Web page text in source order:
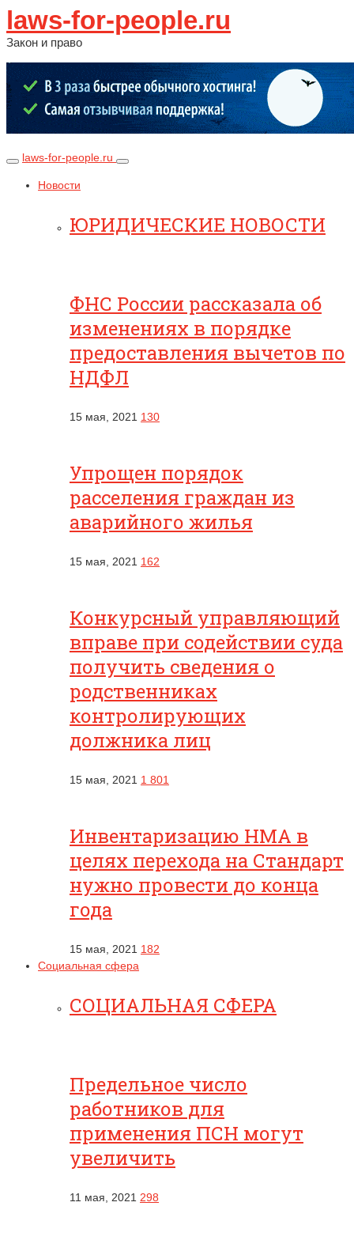
laws-for-people.ru
Закон и право
laws-for-people.ru
Новости
ЮРИДИЧЕСКИЕ НОВОСТИ
ФНС России рассказала об
изменениях в порядке
предоставления вычетов по
НДФЛ
15 мая, 2021 130
Упрощен порядок
расселения граждан из
аварийного жилья
15 мая, 2021 162
Конкурсный управляющий
вправе при содействии суда
получить сведения о
родственниках
контролирующих
должника лиц
15 мая, 2021 1 801
Инвентаризацию НМА в
целях перехода на Стандарт
нужно провести до конца
года
15 мая, 2021 182
Социальная сфера
СОЦИАЛЬНАЯ СФЕРА
Предельное число
работников для
применения ПСН могут
увеличить
11 мая, 2021 298